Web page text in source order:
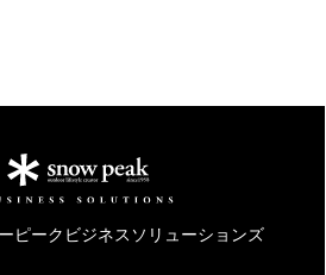
ピークビジネスソリューションズ